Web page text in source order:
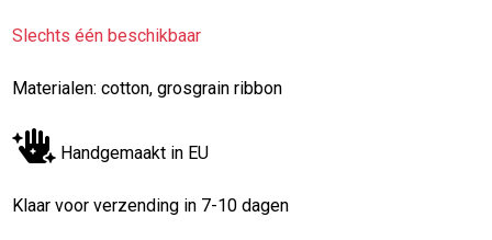
Slechts één beschikbaar
Materialen: cotton, grosgrain ribbon
Handgemaakt in EU
Klaar voor verzending in 7-10 dagen